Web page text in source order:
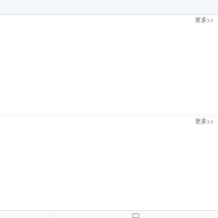
更多>>
更多>>